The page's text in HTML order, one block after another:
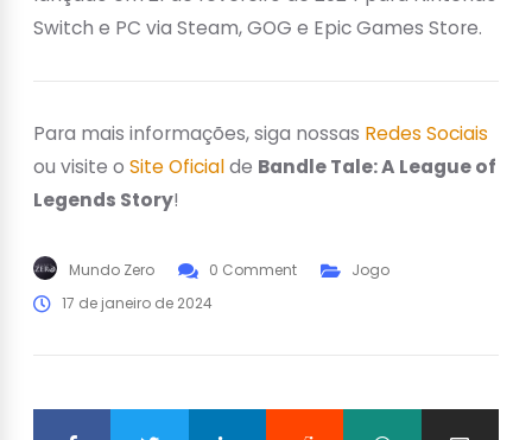
Switch e PC via Steam, GOG e Epic Games Store.
Para mais informações, siga nossas Redes Sociais
ou visite o Site Oficialde Bandle Tale: A League of
Legends Story!
Mundo Zero 0 Comment
Jogo
17 de janeiro de 2024